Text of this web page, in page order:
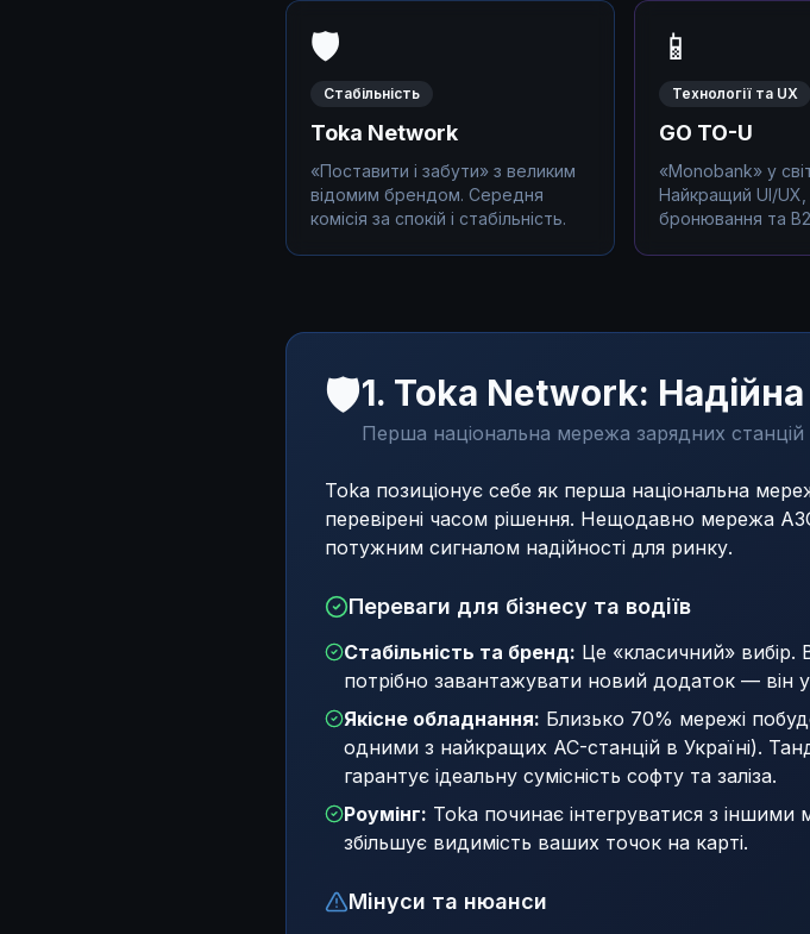
🛡️
Стабільність
Toka Network
«Поставити і забути» з великим
відомим брендом. Середня
комісія за спокій і стабільність.
📱
Технології та UX
GO TO-U
«Monobank» у
Найкращий UI/
бронювання та
🛡️1. Toka Network:
Перша національна мережа зарядних станцій
Toka позиціонує себе як перша національна
перевірені часом рішення. Нещодавно мережа
потужним сигналом надійності для ринку.
Переваги для бізнесу та водіїв
Стабільність та бренд: Це «класичний» вибір.
потрібно завантажувати новий додаток — він
Якісне обладнання: Близько 70% мережі
одними з найкращих AC-станцій в Україні).
гарантує ідеальну сумісність софту та заліза.
Роумінг: Toka починає інтегруватися з
збільшує видимість ваших точок на карті.
Мінуси та нюанси